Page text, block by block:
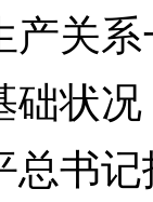
系
础状
总书